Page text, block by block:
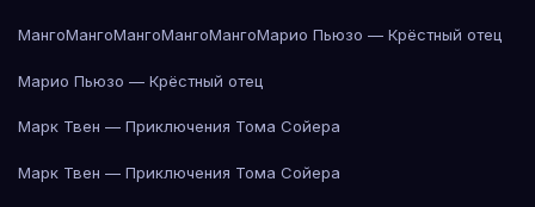
МангоМангоМангоМангоМангоМарио Пьюзо — Крёстный отец
Марио Пьюзо — Крёстный отец
Марк Твен — Приключения Тома Сойера
Марк Твен — Приключения Тома Сойера